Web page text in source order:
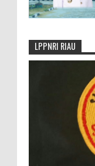
LPPNRI RIAU